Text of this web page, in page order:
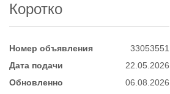
Коротко
Номер объявления
33053551
Дата подачи
22.05.2026
Обновленно
06.08.2026